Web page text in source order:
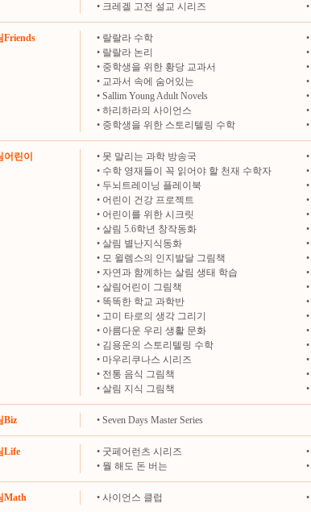
• 크레겔 고전 설교 시리즈 •
Friends • 랄랄라 수학 •
• 랄랄라 논리 •
• 중학생을 위한 황당 교과서 •
• 교과서 속에 숨어있는 •
• Sallim Young Adult Novels •
• 하리하라의 사이언스 •
• 중학생을 위한 스토리텔링 수학 •
어린이 • 못 말리는 과학 방송국 •
• 수학 영재들이 꼭 읽어야 할 천재 수학자 •
• 두뇌트레이닝 플레이북 •
• 어린이 건강 프로젝트 •
• 어린이를 위한 시크릿 •
• 살림 5.6학년 창작동화 •
• 살림 별난지식동화 •
• 모 윌렘스의 인지발달 그림책 •
• 자연과 함께하는 살림 생태 학습 •
• 살림어린이 그림책 •
• 똑똑한 학교 과학반 •
• 고미 타로의 생각 그리기 •
• 아름다운 우리 생활 문화 •
• 김용운의 스토리텔링 수학 •
• 마우리쿠나스 시리즈 •
• 전통 음식 그림책 •
• 살림 지식 그림책 •
Biz • Seven Days Master Series
Life • 굿페어런츠 시리즈 •
• 뭘 해도 돈 버는 •
Math • 사이언스 클럽 •